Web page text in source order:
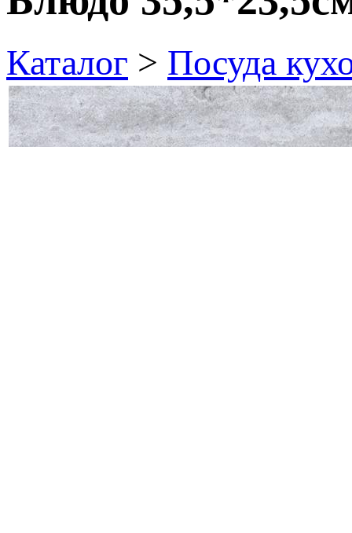
Каталог > Посуда